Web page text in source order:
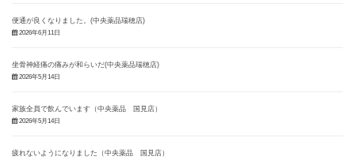
便通が良くなりました。(中央薬品瑞穂店)
2026年6月11日
坐骨神経痛の痛みが和らいだ(中央薬品瑞穂店)
2026年5月14日
家族全員で飲んでいます（中央薬品 国見店）
2026年5月14日
疲れないようになりました（中央薬品 国見店）